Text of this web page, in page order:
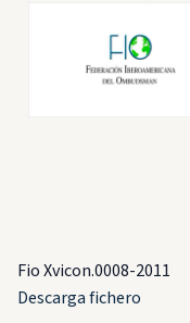
Fio Xvicon.0008-2011
Descarga fichero